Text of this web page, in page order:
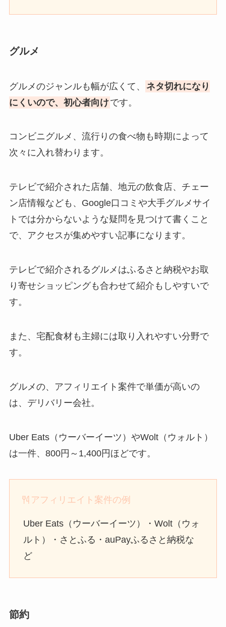
グルメ
グルメのジャンルも幅が広くて、
ネタ切れになり
にくいので、初心者向けです。
コンビニグルメ、流行りの食べ物も時期によって
次々に入れ替わります。
テレビで紹介された店舗、地元の飲食店、チェー
ン店情報なども、Google口コミや大手グルメサイ
トでは分からないような疑問を見つけて書くこと
で、アクセスが集めやすい記事になります。
テレビで紹介されるグルメはふるさと納税やお取
り寄せショッピングも合わせて紹介もしやすいで
す。
また、宅配食材も主婦には取り入れやすい分野で
す。
グルメの、アフィリエイト案件で単価が高いの
は、デリバリー会社。
Uber Eats（ウーバーイーツ）やWolt（ウォルト）
は一件、800円～1,400円ほどです。
アフィリエイト案件の例
Uber Eats（ウーバーイーツ）・Wolt（ウォ
ルト）・さとふる・auPayふるさと納税な
ど
節約